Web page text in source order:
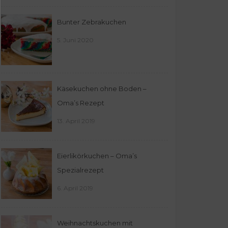
Bunter Zebrakuchen
5. Juni 2020
Käsekuchen ohne Boden –
Oma’s Rezept
13. April 2019
Eierlikörkuchen – Oma’s
Spezialrezept
6. April 2019
Weihnachtskuchen mit